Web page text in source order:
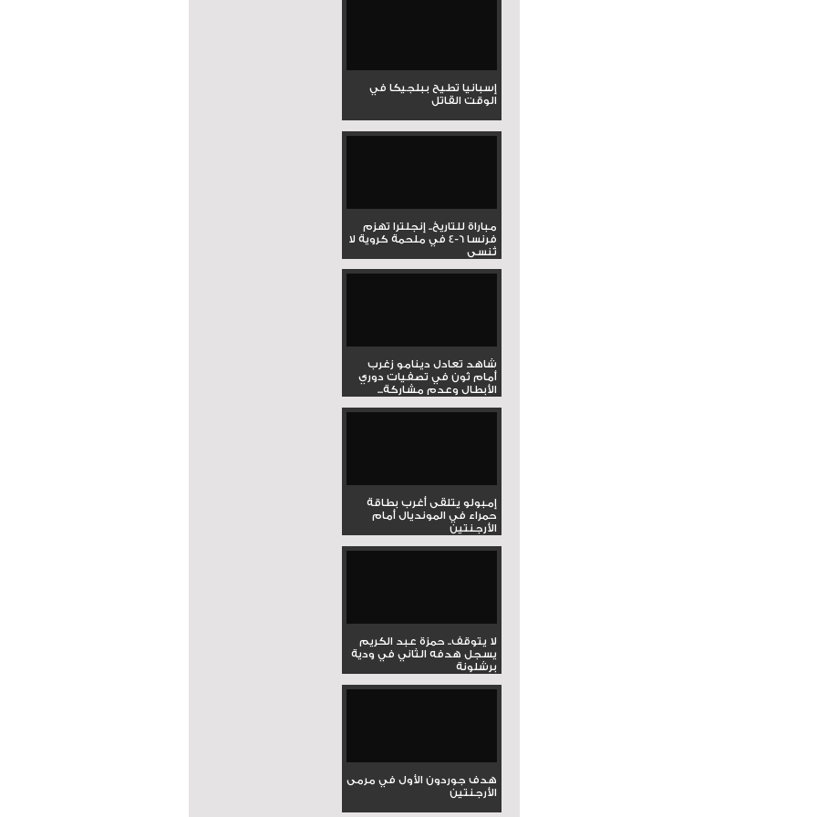
إسبانيا تطيح ببلجيكا في
الوقت القاتل
مباراة للتاريخ.. إنجلترا تهزم
فرنسا 6-4 في ملحمة كروية لا
تُنسى
شاهد تعادل دينامو زغرب
أمام ثون في تصفيات دوري
الأبطال وعدم مشاركة...
إمبولو يتلقى أغرب بطاقة
حمراء في المونديال أمام
الأرجنتين
لا يتوقف.. حمزة عبد الكريم
يسجل هدفه الثاني في ودية
برشلونة
هدف جوردون الأول في مرمى
الأرجنتين